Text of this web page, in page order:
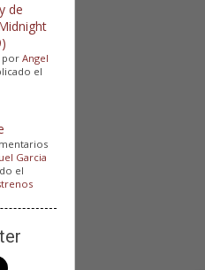
de
porAngel
el
Garcia
el